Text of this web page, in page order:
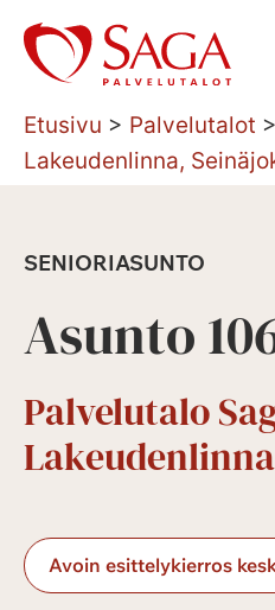
Siirry
sisältöön
Etusivu > Palvelutalot >
Lakeudenlinna,
SENIORIASUNTO
Asunto
Palvelutalo
Avoin esittelykierros